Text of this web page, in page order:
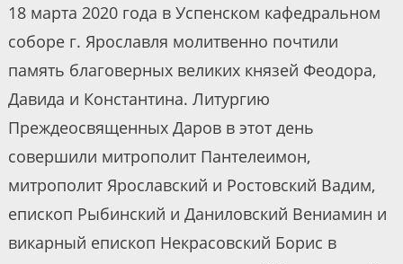
18 марта 2020 года в Успенском кафедральном
соборе г. Ярославля молитвенно почтили
память благоверных великих князей Феодора,
Давида и Константина. Литургию
Преждеосвященных Даров в этот день
совершили митрополит Пантелеимон,
митрополит Ярославский и Ростовский Вадим,
епископ Рыбинский и Даниловский Вениамин и
викарный епископ Некрасовский Борис в